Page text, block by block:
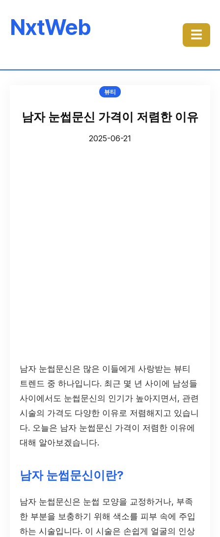
NxtWeb ☰
뷰티
남자 눈썹문신 가격이 저렴한 이유
2025-06-21
남자 눈썹문신은 많은 이들에게 사랑받는 뷰티
트렌드 중 하나입니다. 최근 몇 년 사이에 남성들
사이에서도 눈썹문신의 인기가 높아지면서, 관련
시술의 가격도 다양한 이유로 저렴해지고 있습니
다. 오늘은 남자 눈썹문신 가격이 저렴한 이유에
대해 알아보겠습니다.
남자 눈썹문신이란?
남자 눈썹문신은 눈썹 모양을 교정하거나, 부족
한 부분을 보충하기 위해 색소를 피부 속에 주입
하는 시술입니다. 이 시술은 손쉽게 얼굴의 인상